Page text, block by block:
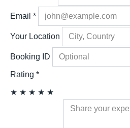
Email *
Your Location
Booking ID
Rating *
★ ★ ★ ★ ★